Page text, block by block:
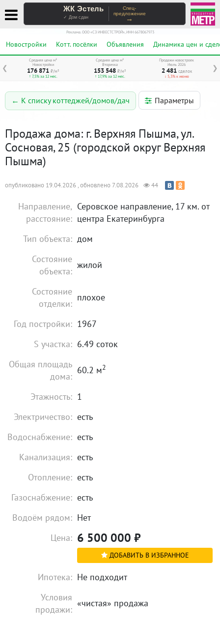
ЖК Эстель
✓ Дом сдан
Спец-
предложение
→
Реклама. ООО «СЗ ИНВЕСТСТРОЙ», ИНН 6678067973
Новостройки Котт. посёлки Объявления Динамика цен и
❮ ❯
Средняя цена м²
Новостройки
176 871 ₽/м²
↑ 7,5% за 12 мес.
Средняя цена м²
Вторичка
153 548 ₽/м²
↑ 17,9% за 12 мес.
Продажи новостроек
Июль 2026
2 481 сделок
↓ 5,3% к июню
← К списку коттеджей/домов/дач Параметры
Продажа дома: г. Верхняя Пышма, ул.
Сосновая, 25 (городской округ Верхняя
Пышма)
опубликовано 19.04.2026 , обновлено 7.08.2026 44
Направление,
расстояние:
Серовское направление, 17 км. от
центра Екатеринбурга
Тип объекта: дом
Состояние
объекта:
жилой
Состояние
отделки:
плохое
Год постройки: 1967
S участка: 6.49 соток
Общая площадь
дома:
60.2 м2
Этажность: 1
Электричество: есть
Водоснабжение: есть
Канализация: есть
Отопление: есть
Газоснабжение: есть
Водоём рядом: Нет
Цена: 6 500 000 ₽
ДОБАВИТЬ В ИЗБРАННОЕ
Ипотека: Не подходит
Условия
продажи:
«чистая» продажа